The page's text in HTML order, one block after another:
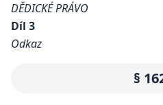
DĚDICKÉ PRÁVO
Díl 3
Odkaz
§